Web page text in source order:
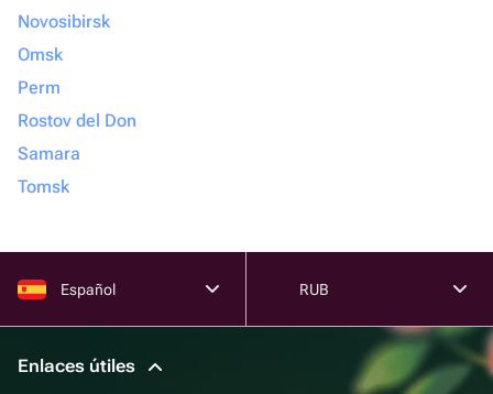
Novosibirsk
Omsk
Perm
Rostov del Don
Samara
Tomsk
Español RUB
Enlaces útiles